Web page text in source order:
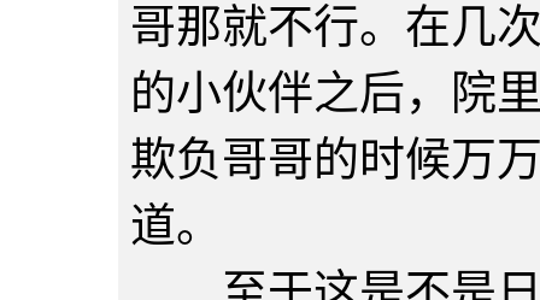
哥那就不行。在几
的小伙伴之后，院
欺负哥哥的时候万
道。